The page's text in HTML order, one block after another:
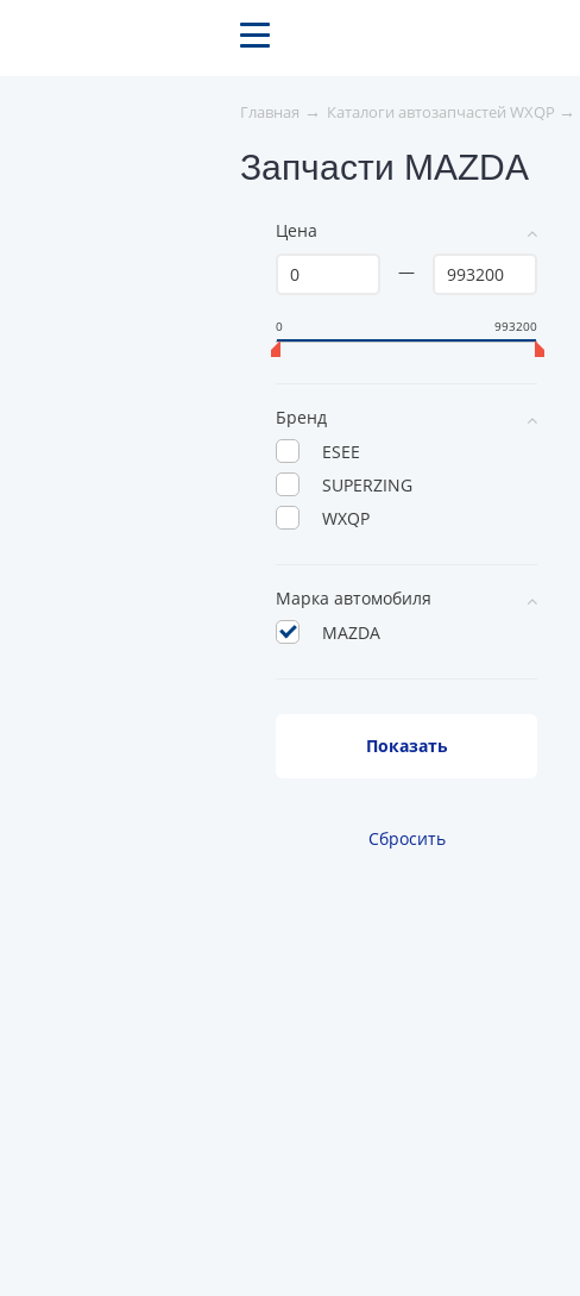
Главная → Каталоги автозапчастей WXQP →
Запчасти MAZDA
Цена
—
0 993200
Бренд
ESEE
SUPERZING
WXQP
Марка автомобиля
MAZDA